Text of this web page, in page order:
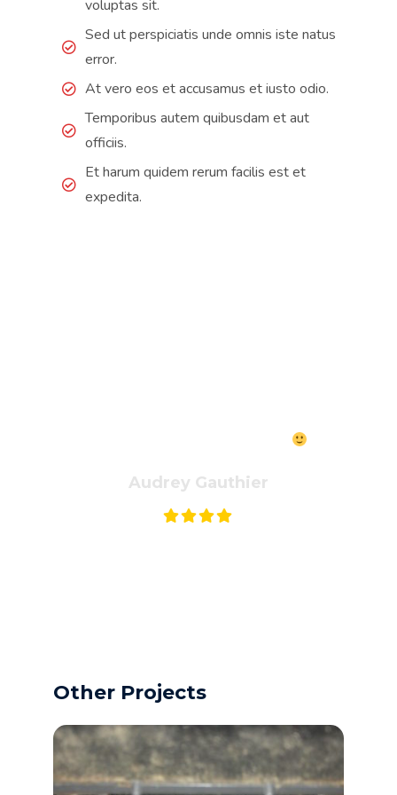
voluptas sit.
Sed ut perspiciatis unde omnis iste natus
error.
At vero eos et accusamus et iusto odio.
Temporibus autem quibusdam et aut
officiis.
Et harum quidem rerum facilis est et
expedita.
Audrey Gauthier
Other Projects